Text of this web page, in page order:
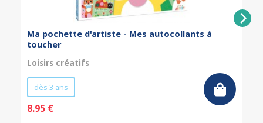
Ma pochette d'artiste - Mes autocollants à
toucher
Loisirs créatifs
dès 3 ans
8.95 €